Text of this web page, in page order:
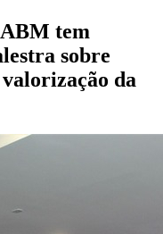
tem
sobre
da